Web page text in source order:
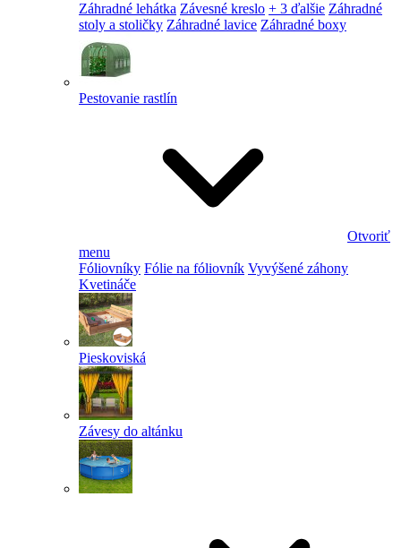
Záhradné lehátka Závesné kreslo + 3 ďalšie Záhradné
stoly a stoličky Záhradné lavice Záhradné boxy
Pestovanie rastlín
Otvoriť
menu
Fóliovníky Fólie na fóliovník Vyvýšené záhony
Kvetináče
Pieskoviská
Závesy do altánku